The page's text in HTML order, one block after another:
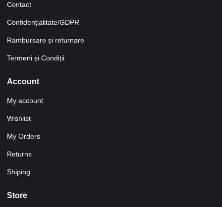
Contact
Confidențialitate/GDPR
Rambursare și returnare
Termeni și Condiții
Account
My account
Wishlist
My Orders
Returns
Shiping
Store